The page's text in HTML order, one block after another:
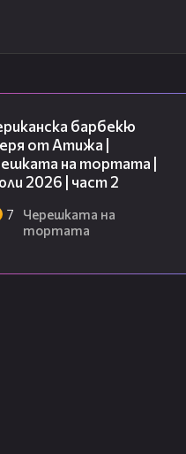
барбекю
от Атижа |
на тортата |
2026 | част 2
7
Черешката на
тортата